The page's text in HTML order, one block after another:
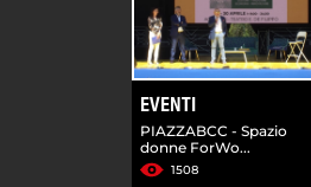
EVENTI
PIAZZABCC - Spazio
donne ForWo...
1508